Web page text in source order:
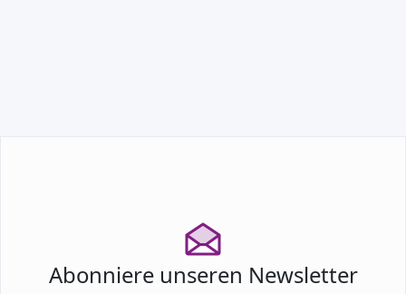
Abonniere unseren Newsletter